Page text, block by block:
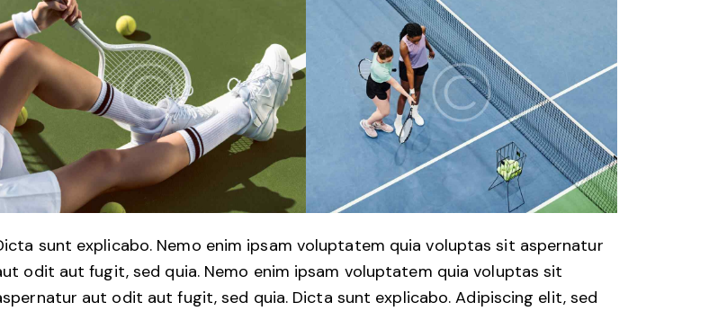
sunt explicabo. Nemo enim ipsam voluptatem quia voluptas sit aspernatur
odit aut fugit, sed quia. Nemo enim ipsam voluptatem quia voluptas sit
aut odit aut fugit, sed quia. Dicta sunt explicabo. Adipiscing elit, sed